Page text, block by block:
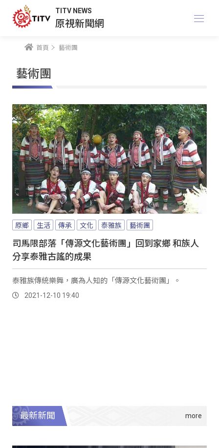
TITV NEWS
原視新聞網
首頁 藝術團
藝術團
原鄉 生活 傳承 文化 泰雅族 藝術團
司馬限部落「傳源文化藝術團」回到家鄉 和族人
分享泰雅古謠的成果
泰雅族傳統樂舞，廣為人知的「傳源文化藝術團」。
2021-12-10 19:40
最新新聞